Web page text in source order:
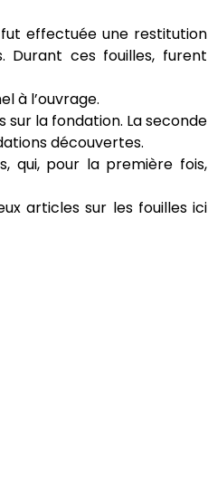
fut effectuée une restitution
Durant ces fouilles, furent
à l’ouvrage.
sur la fondation. La seconde
découvertes.
qui, pour la première fois,
articles sur les fouilles ici